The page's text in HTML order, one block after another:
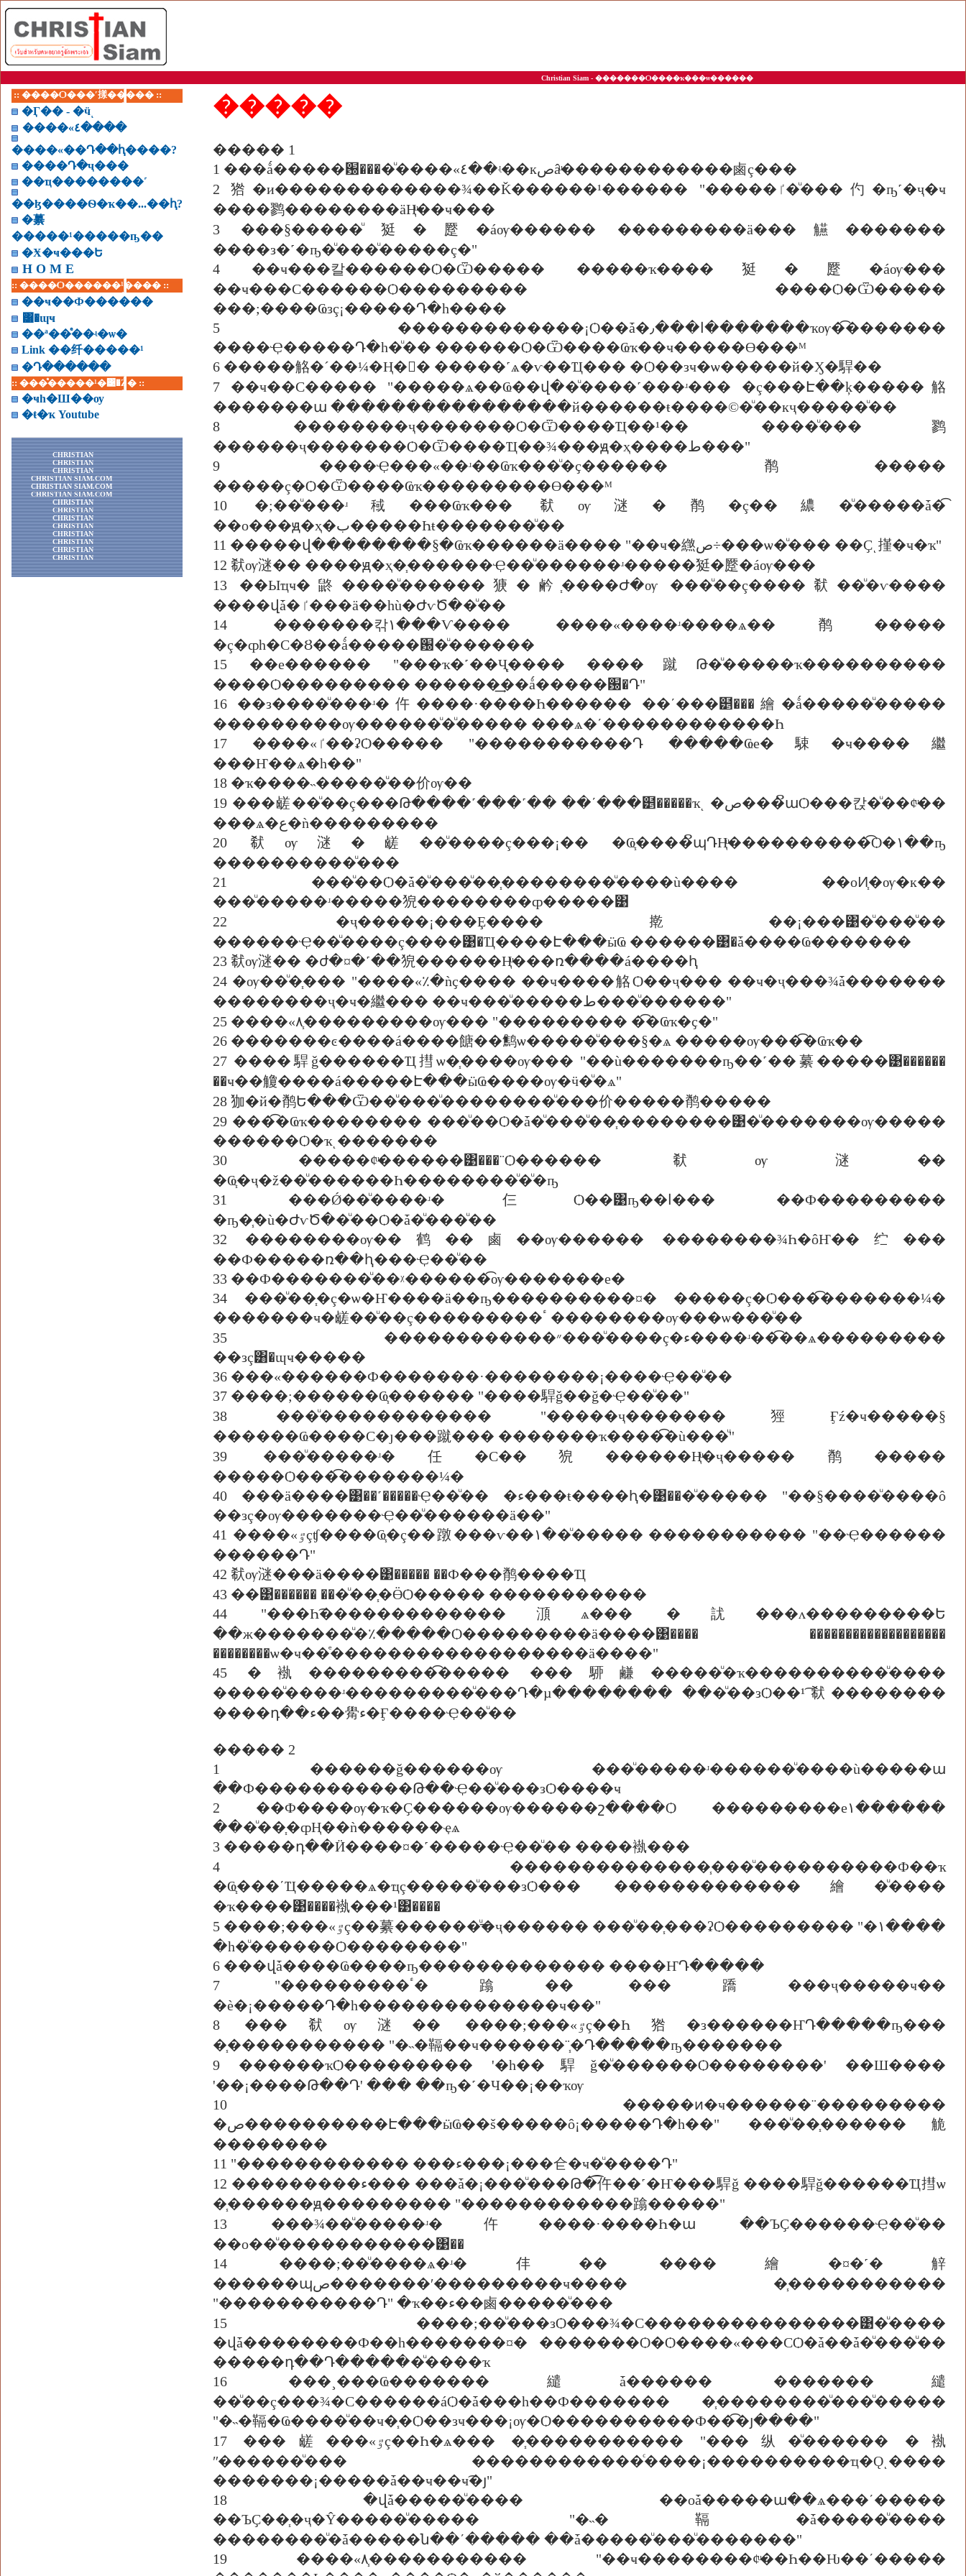
Christian Siam - �������Ѻ����ҡ���ѡ������
:: ����Ѻ���ʹ㨾����� ::
�Ӷ�� - �ӵͺ
����«٤����
����«��Դ��ԧ����?
����Դ�ҷ���
��ҵ��������˹
��ɮ����Ѳ�ҡ��...��ԧ?
�繤
�����¹�����ҧ��
�Ӿ�ҹ���Ե
H O M E
:: ����Ѻ������¹���� ::
��ҹ��Ф������
͸�ɰҹ
��ª��ͤ��ʵ�ѡ�
Link ��纤�����¹
�Դ������
:: ���ͤ�����¹�͹�Ź� ::
�ҹһ�Ш��ѹ
�ŧ�ҡ Youtube
CHRISTIAN
CHRISTIAN
CHRISTIAN
CHRISTIAN SIAM.COM
CHRISTIAN SIAM.COM
CHRISTIAN SIAM.COM
CHRISTIAN
CHRISTIAN
CHRISTIAN
CHRISTIAN
CHRISTIAN
CHRISTIAN
CHRISTIAN
CHRISTIAN
�����
����� 1
1 ���ǻ�����԰����ͧ����«٤��ʵ��кصâͧ������������鹵ç���
2 㹾�и�������������¾��Ǩ������¹������ "�����ٵ�ͧ���仢�ҧ˹�ҷ�ҹ
����鹨��������äҢͧ��ҹ���
3 ���§�����ͧ㹶�蹷�áѹ������ ���������ä���觾�������
����з�˹�ҧ�ͧ���ͧ�����ç�"
4 ��ҹ���칼������Ѻ�Ѿ����� �����ҡ����㹶�蹷�áѹ���
��ҹ���С������Ѻ��������� ����Ѻ�Ѿ�����
���;����Ҩзç¡�����Դ�һ����
5 �������������¡Ѻ��ǡ�ا���٫�������ҡѹ�͡�������
����Ҿ�����Դ�һ�ͧ�� ������Ѻ�Ѿ����Ҩҡ��ҹ�����Ө���ᴹ
6 �����觡�´��¼�Ң��ٰ �����˹ѧ�ѵ��Ҵ��� �Ѻ��зҹ�ѡ�����й�Ӽ�駻��
7 ��ҹ��С����� "�����ѧ��Ҩ��վ��ͧ����˹���ʴ��� �ç���Է��ķ�����觡
�������ա ����������������й������ŧ����©�ͧ��кҷ�����ͧ��
8 ��������ҷ�������Ѻ�Ѿ����Ҵ��¹�� ����ͧ���鹨
������ҷ�������Ѻ�Ѿ����Ҵ��¾���ԭ�ҳ����ط���"
9 ����Ҿ���«��ʴ��Ҩҡ���ͧ�ҫ������鹡�����
�����ç�Ѻ�Ѿ����Ҩҡ���������Ө���ᴹ
10 �;��ͧ���ʴ稢���Ҩҡ��� 㹷ѹ㴹�鹡�ç��繷�ͧ�����ǡ�͡
��о���ԭ�ҳ�ب�����Һŧ�������ͧ��
11 �����վ��������§�Ҩҡ������ä���� "��ҹ�繺ص÷���ѡ�ͧ��� ��Ҫͺ㨷�ҹ�ҡ"
12 㹷ѹ㴹�� ����ԭ�ҳ�֧������Ҿ��ͧ������ʴ�����㹶�蹷�áѹ���
13 ��Ыҵҹ�鼨����ͧ������㹹�鹶֧����Ժ�ѹ ���ͧ��ç����㹷��ͧ�ѵ����
����վǡ�ٵ���ä��һù�ԺѵԾ��ͧ��
14 �������칶١���Ѵ���� ����«����ʴ����ѧ��鹡�����
�ç�ȹһ�С�Ȣ��ǻ�����԰�ͧ������
15 ��е������ "���ҡ�˹��Ҷ֧���� ����蹴Թ�ͧ�����ҡ����������
����Ѻ��������� ������͢��ǻ�����԰�Դ"
16 ��з����ͧ���ʴ�仵����·����Һ������ ��ʹ���๵���繪�ǻ�����ͧ�����
���������ѹ������ͧ�ͧ����� ���ѧ�ʹ������������Һ
17 ����«ٵ��ʡѺ����� "�����������Դ �����Ҩе�駷�ҹ����繼
���Ҥ��ѧ�һ��"
18 �ҡ����˵�����ͧ��价ѹ��
19 ���鹾��ͧ��ç���Թ����˹���˹�� ��ʹ���๵�����ҡͺ �ص���ິաѺ���칹�ͧ��¢ͧ��
���ѧ�ع�ǹ���������
20 㹷ѹ㴹�鹾��ͧ����ç���¡�� �Ҩ֧����ິպԴҢͧ����������͡Ѻ�١��ҧ
����������ͧ���
21 ���ͧ��Ѻ�ǡ�ͧ���ͧ��֧��������ͧ����ù���� ��оͶ֧�ѹ�к��
���ͧ�����ʴ�����㹸��������ȹ�����͹
22 �ҷ�����¡���Ȩ����㨴��¡���͹�ͧ���ͧ��
������Ҿ��ͧ����ç����͹�Ҵ����Է���ӹҨ ������͹�ǡ����Ҩ�������
23 㹷ѹ㴹�� �ժ�¤�˹��㹸������Ңͧ���ռ����á����ԧ
24 �ѹ��ͧ�֧��� "����«٪�ǹҫ���� ��ҹ����觡Ѻ��ҷ��� ��ҹ�ҷ���¾ǡ�������
��������ҷ�ҹ�繼��� ��ҹ���ͧ�����ط���ͧ������"
25 ����«٨֧���������ѹ��� "��������� �͡�Ҩҡ�ҫ�"
26 �������ͼ����á����餹��鹪ѡ�����ͧ���§�ѧ �����ѹ���͡�Ҩҡ��
27 ����駻ǧ������Ҵ㨹ѡ�֧����ѹ��� "��ù�������ҧ��˹��繤�����͹������
��ҹ��觼����á�����Է���ӹҨ����ѹ�ӵ�ͧ�ѧ"
28 㹢�й�鹡Ե���Ѿ��ͧ���ͧ��������ͧ���价�����鹡�����
29 ���͡�Ҩҡ�������� ���ͧ��Ѻ�ǡ�ͧ���ͧ��֧��������͹�ͧ�������ѹ�����
������Ѻ�ҡͺ�������
30 �����¢ͧ������͹���¨Ѻ������ 㹷ѹ㴹��
�Ҩ֧�ҷ�ž��ͧ������Һ��������ͧ�ͧ�ҧ
31 ���Ǿ��ͧ����ʴ�仨Ѻ��͹ҧ��ا��� ��Ф���������
�ҧ�֧�ù�ԺѵԾ��ͧ��Ѻ�ǡ�ͧ���ͧ��
32 ��������ѹ��鹤��鹵��ѹ������ ��������¾Һ�ôҤ��纻���
��Ф�����ռ��ԧ���Ҿ��ͧ��
33 ��Ф�������ͧ��ᵡ������͡ѹ�������е�
34 ���ͧ��֧�ç�ѡ�Ҥ����ä��ҧ����������¤� �����ç�Ѻ���͡�������¼�
�������ҹ�鹾��ͧ��ç���������ٴ ��������ѹ���ѡ���ͧ��
35 ������������״���ͧ����ç�ء����ʴ��͡��ѧ���������
��зç͸�ɰҹ�����
36 ���«������Ф�������·��������¡����Ҿ��ͧ��
37 ����;������Ҩ֧������ "����駻ǧ��ǧ�Ҿ��ͧ��"
38 ���ͧ������������ "�����ҷ�������㹵Ӻź�ҹ�����§
������Ҩ����С�ȷ���蹴��� �������ҡ����͡�ù���ͧ"
39 ���ͧ�����ʴ�任�С��㹸������Ңͧ�ҷ�����鹡�����
�����Ѻ���͡�������¼�
40 ���ä����͹��˹�����Ҿ��ͧ�� �ء���ŧ����ԧ�͹���ͧ����� "��§����ͧ����ô
��зç�ѹ�������Ҿ��ͧ������ä��"
41 ����«ٷçʧ����Ҩ֧�ç��蹾���ѵ��١��ͧ����� ����������� "��Ҿ������
������Դ"
42 㹷ѹ㴹���ä����͹����� ��Ф���鹡����Ҵ
43 ��͹������ ���ͧ��֧�ӪѺ����� �����������
44 "���Һ͡�������������㴿ѧ��� �訧���ᴧ���������Ե
��ж�������ͧ�٪�����Ѻ���������ä����͹���� �������������������
��������ѡ�ҹ��ͤ������������������ä����"
45 �褹���������͡����� ���駵鹻�����ͧ�ҡ����������ͧ����
�����ͧ����ʴ���������ͧ���Դ�µ�������� ���ͧ��зѺ��¹͡㹷��������
����դ��ء��觷ء�Ӻ����Ҿ��ͧ��
����� 2
1 ������ǧ������ѹ ���ͧ�����ʴ������ͧ����ù�����ա
��Ф�����������Թ��Ҿ��ͧ���зѺ����ҹ
2 ��Ф����ѹ�ҡ�Ҫ������ѹ������շ����Ѻ ���������е١������
���ͧ��֧�ȹҢ��ǹ������ҿѧ
3 �����դ��Ӥ����¤�˹�����Ҿ��ͧ�� ����褹���
4 ��������������֧���ͧ����������Ф��ҡ
�Ҩ֧���ʹҴ�����ѧ�ҵç�����ͧ���зѺ��� �������������繪�ͧ����
�ҡ����͹����褹���¹͹����
5 ����;���«ٷç��繤������ͧ͢�ҷ������ ���ͧ��֧���ʡѺ��������� "�١����
�һ�ͧ������Ѻ��������"
6 ���վǡ����Ҩ����ҧ������������� ����ҤԴ�����
7 "���������ٴ�蹹�� ���蹻���ҷ�����ҹ��
�è�¡�����Դ�һ��������������ҹ��"
8 ���㹷ѹ㴹�� ����;���«ٷç��Һ㹾�з������ҤԴ�����ҧ���
�֧����������� "�˵�䩹��ҹ������¨֧�Դ�����ҧ�������
9 ������ҡѺ��������� '�һ��駻ǧ�ͧ������Ѻ��������' ��Ш����
'��¡����Թ��Դ' ��� ��ҧ�˹�Ч��¡��ҡѹ
10 �����ͷ�ҹ������¨���������
�ص����������Է���ӹҨ��š�����ô¡�����Դ�һ��" ���ͧ��֧������觤
��������
11 "������������ ���ء���¡���仺�ҹ�ͧ����Դ"
12 ���������ء��� ���ǡ�¡���ͧ���Թ�͡仵��˹�Ҥ���駻ǧ ����駻ǧ������Ҵ㨹ѡ
�֧������ԭ��������� "������������蹹�����"
13 ���¾��ͧ�����ʴ�仵����·����Һ�ա ��ЪҪ������Ҿ��ͧ��
��о��ͧ�����������͹��
14 ����;��ͧ����ѧ�ʴ�仹�� ����繪�¤�˹�觪
������պص�������ʹ���������ҹ���� �֧�����������
"�����������Դ" �ҡ��ء��鹵�����ͧ���
15 ����;��ͧ���зѺ���¾�С���������������͹�ͧ����
�վǡ��������Ф��һ�������¤� �������Ѻ�Ѻ����«���СѺ�ǡ��ǡ�ͧ���ͧ��
�����դ��Դ������ͧ����ҡ
16 ���¸���Ҩ�������繾ǡ������ �������繾
��ͧ��ç���¾�С������áѺ�ǡ���һ��Ф������� �֧��������ͧ���ͧ�����
"�˵�䩹�Ҩ����ͧ��ҹ�֧�Ѻ��зҹ���¡ѹ�Ѻ����������Ф��͡�յ����"
17 ���鹾���«ٷç��Һ�ѧ��� �֧����������� "���纵�ͧ������ �褹
ʺ������ͧ��� ������������ͨ����¡����������ҵ�Ǫͺ����
�������¡�����ǡ��ҹ��ҹ͡�յ"
18 �վǡ�����ͧ���� ��оǡ�����ա��ѧ���ʹ�����
��ЪҪ��֧�ҷ�Ŷ�����ͧ����� "�˵�䩹�ǡ�����ͧ����
��������ͧ�ǡ�����ն��ʹ����� ��ǡ�����ͧ���ͧ�������"
19 ����«٨֧����������� "��ҹ��������¢ͧ��Һ��Ƕ��ʹ�����